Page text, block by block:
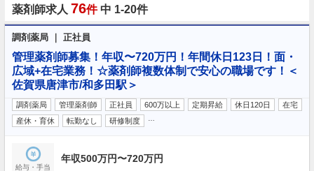
薬剤師求人 76件 中 1-20件
調剤薬局 ｜ 正社員
管理薬剤師募集！年収〜720万円！年間休日123日！面・
広域+在宅業務！☆薬剤師複数体制で安心の職場です！＜
佐賀県唐津市/和多田駅＞
調剤薬局 管理薬剤師 正社員 600万以上 定期昇給 休日120日
在宅
産休・育休
転勤なし 研修制度
給与・手当
年収500万円〜720万円